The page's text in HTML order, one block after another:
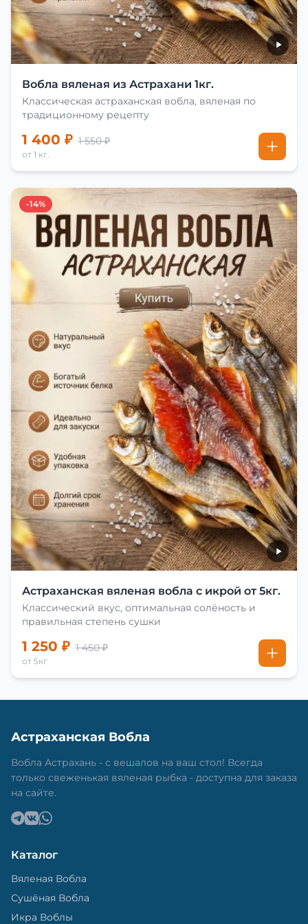
Вобла вяленая из Астрахани 1кг.
Классическая астраханская вобла, вяленая по
традиционному рецепту
1 400 ₽ 1 550 ₽
от 1 кг.
-14%
Астраханская вяленая вобла с икрой от 5кг.
Классический вкус, оптимальная солёность и
правильная степень сушки
1 250 ₽ 1 450 ₽
от 5кг
Астраханская Вобла
Вобла Астрахань - с вешалов на ваш стол! Всегда
только свеженькая вяленая рыбка - доступна для заказа
на сайте.
Каталог
Вяленая Вобла
Сушёная Вобла
Икра Воблы